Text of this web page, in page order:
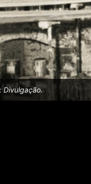
Divulgação.